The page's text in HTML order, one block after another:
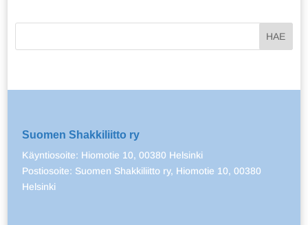
Suomen Shakkiliitto ry
Käyntiosoite: Hiomotie 10, 00380 Helsinki
Postiosoite: Suomen Shakkiliitto ry, Hiomotie 10, 00380
Helsinki